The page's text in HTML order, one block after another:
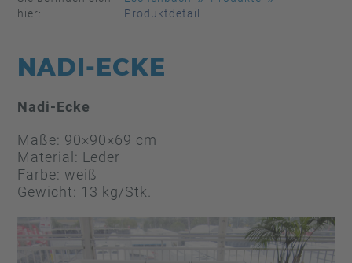
hier:
Produktdetail
NADI-ECKE
Nadi-Ecke
Maße: 90×90×69 cm
Material: Leder
Farbe: weiß
Gewicht: 13 kg/Stk.